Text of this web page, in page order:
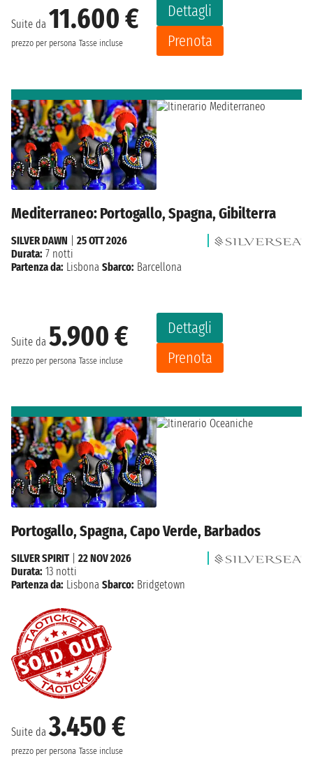
Suite da 11.600 €
prezzo per persona Tasse incluse
Dettagli
Prenota
Mediterraneo: Portogallo, Spagna, Gibilterra
Suite da 5.900 €
prezzo per persona Tasse incluse
Dettagli
Prenota
SILVER DAWN
25 OTT 2026
Durata: 7 notti
Partenza da: Lisbona Sbarco: Barcellona
Portogallo, Spagna, Capo Verde, Barbados
Suite da3.450 €
prezzo per persona Tasse incluse
SILVER SPIRIT| 22 NOV 2026
Durata: 13 notti
Partenza da: Lisbona Sbarco: Bridgetown